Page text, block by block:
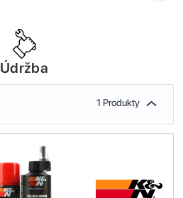
Údržba
1 Produkty